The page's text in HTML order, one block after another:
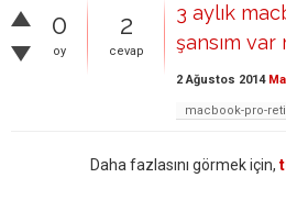
0
oy
2
cevap
3 aylık
şansım var
2 Ağustos 2014
macbook-pro-
Daha fazlasını görmek için,